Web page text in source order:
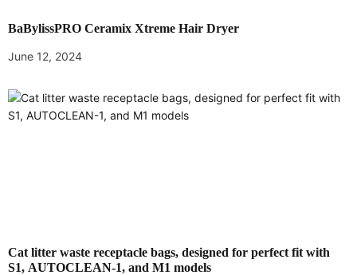
a
t
i
o
BaBylissPRO Ceramix Xtreme Hair Dryer
June 12, 2024
Cat litter waste receptacle bags, designed for perfect fit with
S1, AUTOCLEAN-1, and M1 models